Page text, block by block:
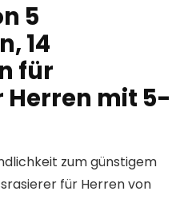
5
14
für
Herren mit 5-
zum günstigem
für Herren von